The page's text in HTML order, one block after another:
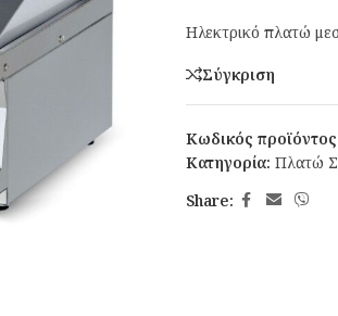
Ηλεκτρικό πλατώ
Σύγκριση
Κωδικός
Κατηγορία: Πλατώ
Share: